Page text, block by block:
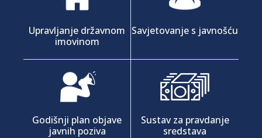
Upravljanje državnom
imovinom
Savjetovanje s javnošću
Godišnji plan objave
javnih poziva
Sustav za pravdanje
sredstava